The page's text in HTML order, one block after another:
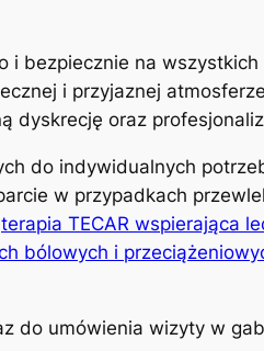
i bezpiecznie na
i przyjaznej
dyskrecję oraz
do indywidualnych
w przypadkach
terapia TECAR wspierająca
bólowych i
do umówienia wizyty w